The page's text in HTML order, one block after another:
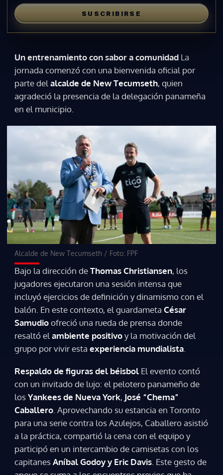
SUSCRIBIRSE
Un entrenamiento con sabor a comunidad La
jornada comenzó con una bienvenida oficial por
parte delalcalde de New Tecumseth, quien
agradeció la presencia de la delegación panameña
en el municipio.
Alcalde de New Tecumseth / Foto: FPF
Bajo la dirección deThomas Christiansen, los
jugadores ejecutaron una sesión intensa que
incluyó ejercicios de definición y dinamismo con el
balón. En este contexto, el guardameta César
Samudioofreció una rueda de prensa donde
resaltó el ambiente positivoy la motivación del
grupo por vivir esta experiencia mundialista
Respaldo de figuras del béisbol El evento contó
con un invitado de lujo: el pelotero panameño de
losYankees de Nueva York, José “Chema”
Caballero . Aprovechando su estancia en Toronto
para una serie contra los Azulejos, Caballero asistió
a la práctica, compartió la cena con el equipo y
participó en un intercambio de camisetas con los
capitanesAníbal Godoy y Eric Davis . Este gesto de